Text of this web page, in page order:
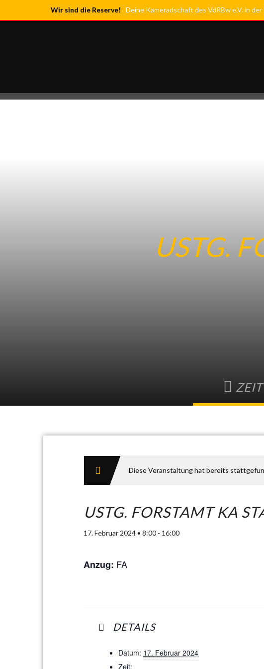
Wir sind die Reserve! Deine Kameradschaft des VdRBw e.V. in
USTG.
ZEIT
Diese Veranstaltung hat bereits
USTG. FORSTAMT KA
17. Februar 2024 • 8:00 - 16:00
Anzug: FA
DETAILS
Datum: 17. Februar 2024
Zeit: